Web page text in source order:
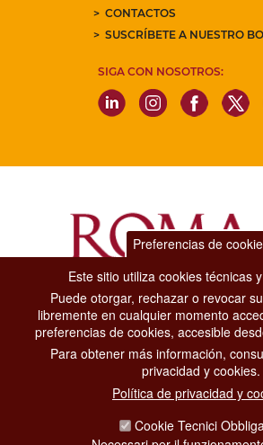
CONTACTOS
SUSCRÍBETE A NUESTRO
SIGA CON NOSOTROS:
Dipartimento Grandi Eventi, Sport,
Via di San Basilio, 51
00187 Roma
CONTACT CENTER TEL.
CONTATTA LA REDAZIONE
Preferencias de
Este sitio utiliza cookies técnicas
Puede otorgar, rechazar o revocar
libremente en cualquier momento
preferencias de cookies, accesible
Para obtener más información,
privacidad y cookies.
Política de privacidad y
Cookie Tecnici